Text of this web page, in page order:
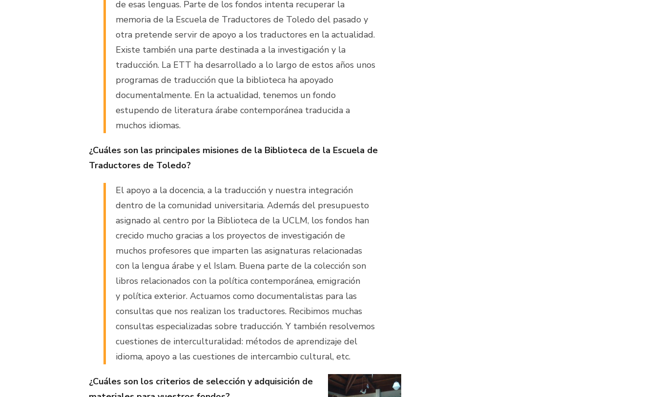
de esas lenguas. Parte de los fondos intenta recuperar la
memoria de la Escuela de Traductores de Toledo del pasado y
otra pretende servir de apoyo a los traductores en la actualidad.
Existe también una parte destinada a la investigación y la
traducción. La ETT ha desarrollado a lo largo de estos años unos
programas de traducción que la biblioteca ha apoyado
documentalmente. En la actualidad, tenemos un fondo
estupendo de literatura árabe contemporánea traducida a
muchos idiomas.
¿Cuáles son las principales misiones de la Biblioteca de la Escuela de
Traductores de Toledo?
El apoyo a la docencia, a la traducción y nuestra integración
dentro de la comunidad universitaria. Además del presupuesto
asignado al centro por la Biblioteca de la UCLM, los fondos han
crecido mucho gracias a los proyectos de investigación de
muchos profesores que imparten las asignaturas relacionadas
con la lengua árabe y el Islam. Buena parte de la colección son
libros relacionados con la política contemporánea, emigración
y política exterior. Actuamos como documentalistas para las
consultas que nos realizan los traductores. Recibimos muchas
consultas especializadas sobre traducción. Y también resolvemos
cuestiones de interculturalidad: métodos de aprendizaje del
idioma, apoyo a las cuestiones de intercambio cultural, etc.
¿Cuáles son los criterios de selección y adquisición de